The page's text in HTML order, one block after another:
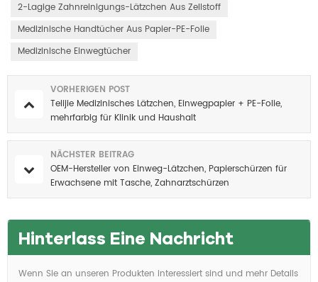
2-Lagige Zahnreinigungs-Lätzchen Aus Zellstoff
Medizinische Handtücher Aus Papier-PE-Folie
Medizinische Einwegtücher
VORHERIGEN POST
Telijie Medizinisches Lätzchen, Einwegpapier + PE-Folie,
mehrfarbig für Klinik und Haushalt
NÄCHSTER BEITRAG
OEM-Hersteller von Einweg-Lätzchen, Papierschürzen für
Erwachsene mit Tasche, Zahnarztschürzen
Hinterlass Eine Nachricht
Wenn Sie an unseren Produkten interessiert sind und mehr Details